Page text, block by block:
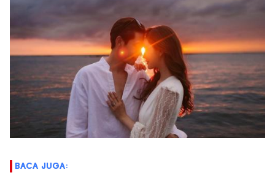
BACA JUGA: